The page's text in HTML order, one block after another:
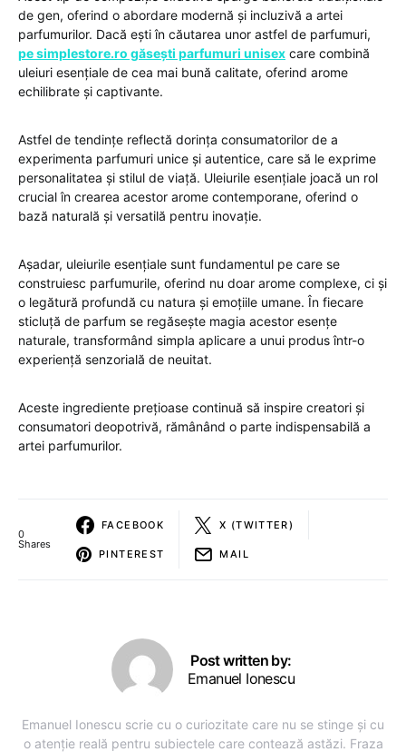
de gen, oferind o abordare modernă și incluzivă a artei
parfumurilor. Dacă ești în căutarea unor astfel de parfumuri,
pe simplestore.ro găsești parfumuri unisex care combină
uleiuri esențiale de cea mai bună calitate, oferind arome
echilibrate și captivante.
Astfel de tendințe reflectă dorința consumatorilor de a
experimenta parfumuri unice și autentice, care să le exprime
personalitatea și stilul de viață. Uleiurile esențiale joacă un rol
crucial în crearea acestor arome contemporane, oferind o
bază naturală și versatilă pentru inovație.
Așadar, uleiurile esențiale sunt fundamentul pe care se
construiesc parfumurile, oferind nu doar arome complexe, ci și
o legătură profundă cu natura și emoțiile umane. În fiecare
sticluță de parfum se regăsește magia acestor esențe
naturale, transformând simpla aplicare a unui produs într-o
experiență senzorială de neuitat.
Aceste ingrediente prețioase continuă să inspire creatori și
consumatori deopotrivă, rămânând o parte indispensabilă a
artei parfumurilor.
0
Shares
FACEBOOK X (TWITTER)
PINTEREST MAIL
Post written by:
Emanuel Ionescu
Emanuel Ionescu scrie cu o curiozitate care nu se stinge și cu
o atenție reală pentru subiectele care contează astăzi. Fraza